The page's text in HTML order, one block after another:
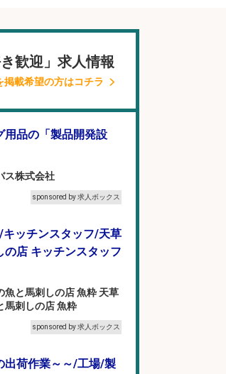
き歓迎」求人情報
掲載希望の方はコチラ
用品の「製品開発設
ス株式会社
sponsored by 求人ボックス
ッチンスタッフ/天草
の店 キッチンスタッフ
魚と馬刺しの店 魚粋 天草
馬刺しの店 魚粋
sponsored by 求人ボックス
出荷作業～～/工場/製